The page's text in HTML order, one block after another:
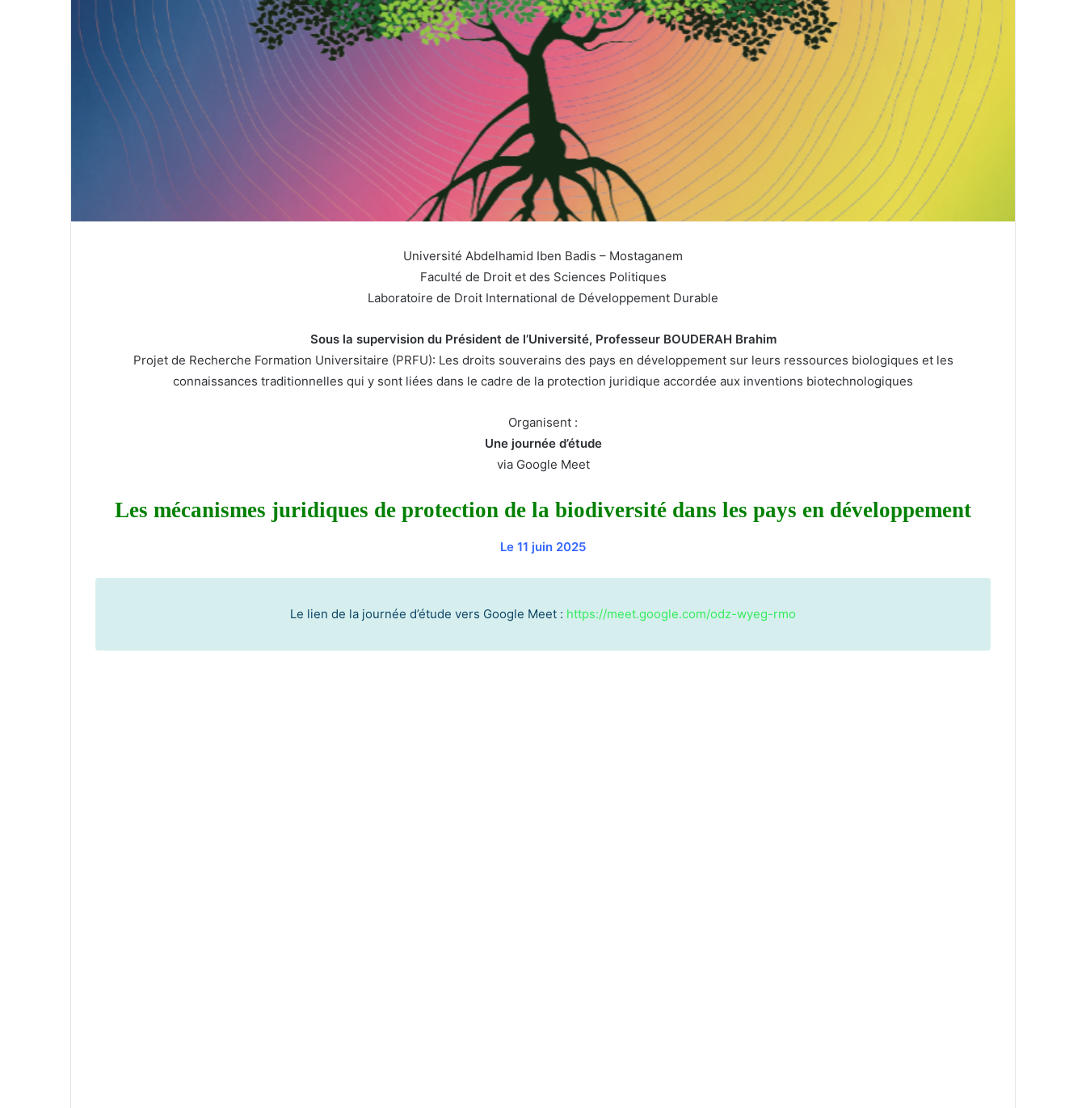
Université Abdelhamid Iben Badis – Mostaganem
Faculté de Droit et des Sciences Politiques
Laboratoire de Droit International de Développement Durable
Sous la supervision du Président de l’Université, Professeur BOUDERAH Brahim
Projet de Recherche Formation Universitaire (PRFU): Les droits souverains des pays en développement sur leurs ressources biologiques et les
connaissances traditionnelles qui y sont liées dans le cadre de la protection juridique accordée aux inventions biotechnologiques
Organisent :
Une journée d’étude
via Google Meet
Les mécanismes juridiques de protection de la biodiversité dans les pays en développement
Le 11 juin 2025
Le lien de la journée d’étude vers Google Meet : https://meet.google.com/odz-wyeg-rmo